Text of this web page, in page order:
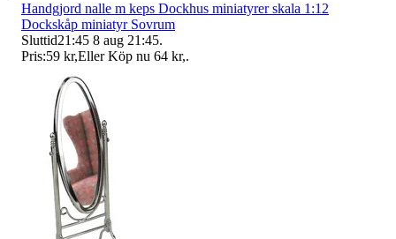
Handgjord nalle m keps Dockhus miniatyrer skala 1:12
Dockskåp miniatyr Sovrum
Sluttid21:45 8 aug 21:45.
Pris:59 kr,Eller Köp nu 64 kr,.